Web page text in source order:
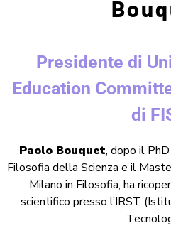
Presidente di
Education
di
Paolo Bouquet, dopo il
Filosofia della Scienza e il
Milano in Filosofia, ha
scientifico presso l’IRST